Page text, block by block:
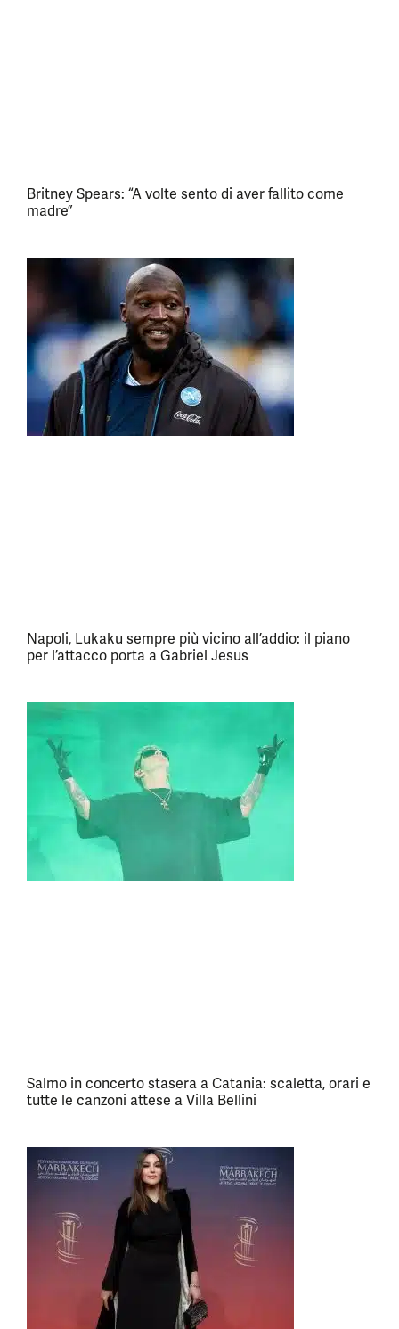
Britney Spears: “A volte sento di aver fallito come
madre”
Napoli, Lukaku sempre più vicino all’addio: il piano
per l’attacco porta a Gabriel Jesus
Salmo in concerto stasera a Catania: scaletta, orari e
tutte le canzoni attese a Villa Bellini